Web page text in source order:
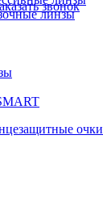
линзы
звонок
очки